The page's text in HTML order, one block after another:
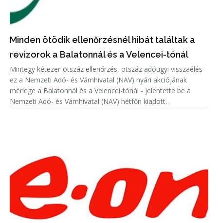
Minden ötödik ellenőrzésnél hibát találtak a
revizorok a Balatonnál és a Velencei-tónál
Mintegy kétezer-ötszáz ellenőrzés, ötszáz adóügyi visszaélés -
ez a Nemzeti Adó- és Vámhivatal (NAV) nyári akciójának
mérlege a Balatonnál és a Velencei-tónál - jelentette be a
Nemzeti Adó- és Vámhivatal (NAV) hétfőn kiadott